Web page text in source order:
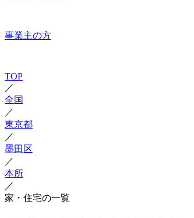
事業主の方
TOP
／
全国
／
東京都
／
墨田区
／
本所
／
家・住宅の一覧